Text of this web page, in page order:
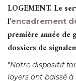
LOGEMENT. Le
l'encadrement
première année de
dossiers de
"Notre dispositif
loyers ont baissé à